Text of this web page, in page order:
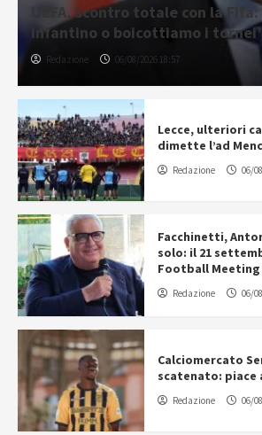
UEFA, scontro totale con la
Infantino o boicottiamo i
Redazione 06/08/2026 18:57
Lecce, ulteriori
dimette l’ad
Redazione 06/
Facchinetti,
solo: il 21
Football Meeting
Redazione 06/
Calciomercato
scatenato: piace
Redazione 06/